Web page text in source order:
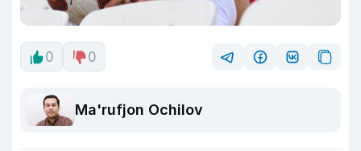
0 0
Ma'rufjon Ochilov